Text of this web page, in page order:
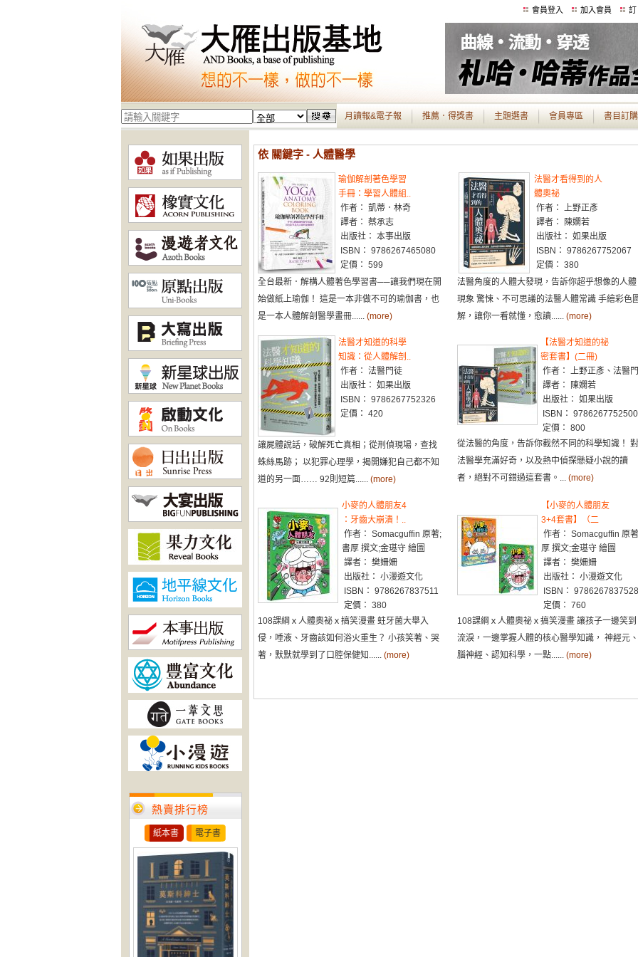
會員登入 加入會員 訂
月讀報&電子報 推薦．得獎書 主題選書 會員專區 書目訂
熱賣排行榜
紙本書 電子書
依 關鍵字 - 人體醫學
瑜伽解剖著色學習
手冊：學習人體組..
作者： 凱蒂．林奇
譯者： 蔡承志
出版社： 本事出版
ISBN： 9786267465080
定價： 599
全台最新．解構人體著色學習書──讓我們現在開
始做紙上瑜伽！ 這是一本非做不可的瑜伽書，也
是一本人體解剖醫學畫冊...... (more)
法醫才看得到的人
體奧祕
作者： 上野正彥
譯者： 陳嫻若
出版社： 如果出版
ISBN： 9786267752067
定價： 380
法醫角度的人體大發現，告訴你超乎想像的人體
現象 驚悚、不可思議的法醫人體常識 手繪彩色
解，讓你一看就懂，愈讀...... (more)
法醫才知道的科學
知識：從人體解剖..
作者： 法醫門徒
出版社： 如果出版
ISBN： 9786267752326
定價： 420
讓屍體說話，破解死亡真相；從刑偵現場，查找
蛛絲馬跡； 以犯罪心理學，揭開嫌犯自己都不知
道的另一面…… 92則短篇...... (more)
【法醫才知道的祕
密套書】(二冊)
作者： 上野正彥、法醫
譯者： 陳嫻若
出版社： 如果出版
ISBN： 9786267752500
定價： 800
從法醫的角度，告訴你截然不同的科學知識！ 對
法醫學充滿好奇，以及熱中偵探懸疑小說的讀
者，絕對不可錯過這套書。... (more)
小麥的人體朋友4
：牙齒大崩潰！..
作者： Somacguffin 原著;
書厚 撰文;金璂守 繪圖
譯者： 樊姍姍
出版社： 小漫遊文化
ISBN： 9786267837511
定價： 380
108課綱ｘ人體奧祕ｘ搞笑漫畫 蛀牙菌大舉入
侵，唾液、牙齒該如何浴火重生？ 小孩笑著、哭
著，默默就學到了口腔保健知...... (more)
【小麥的人體朋友
3+4套書】（二
作者： Somacguffin 原
厚 撰文;金璂守 繪圖
譯者： 樊姍姍
出版社： 小漫遊文化
ISBN： 9786267837528
定價： 760
108課綱ｘ人體奧祕ｘ搞笑漫畫 讓孩子一邊笑到
流淚，一邊掌握人體的核心醫學知識， 神經元、
腦神經、認知科學，一點...... (more)